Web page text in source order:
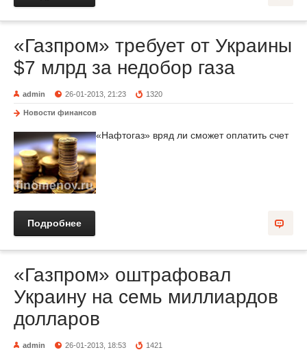
«Газпром» требует от Украины
$7 млрд за недобор газа
admin 26-01-2013, 21:23 1320
Новости финансов
«Нафтогаз» вряд ли сможет оплатить счет
Подробнее
«Газпром» оштрафовал
Украину на семь миллиардов
долларов
admin 26-01-2013, 18:53 1421